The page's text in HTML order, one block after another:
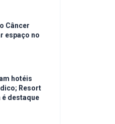
Câncer
espaço no
hotéis
Resort
destaque